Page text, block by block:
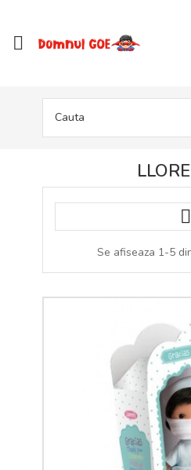


Se afiseaza 1-5